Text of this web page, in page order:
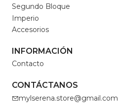
Segundo Bloque
Imperio
Accesorios
INFORMACIÓN
Contacto
CONTÁCTANOS
mylserena.store@gmail.com